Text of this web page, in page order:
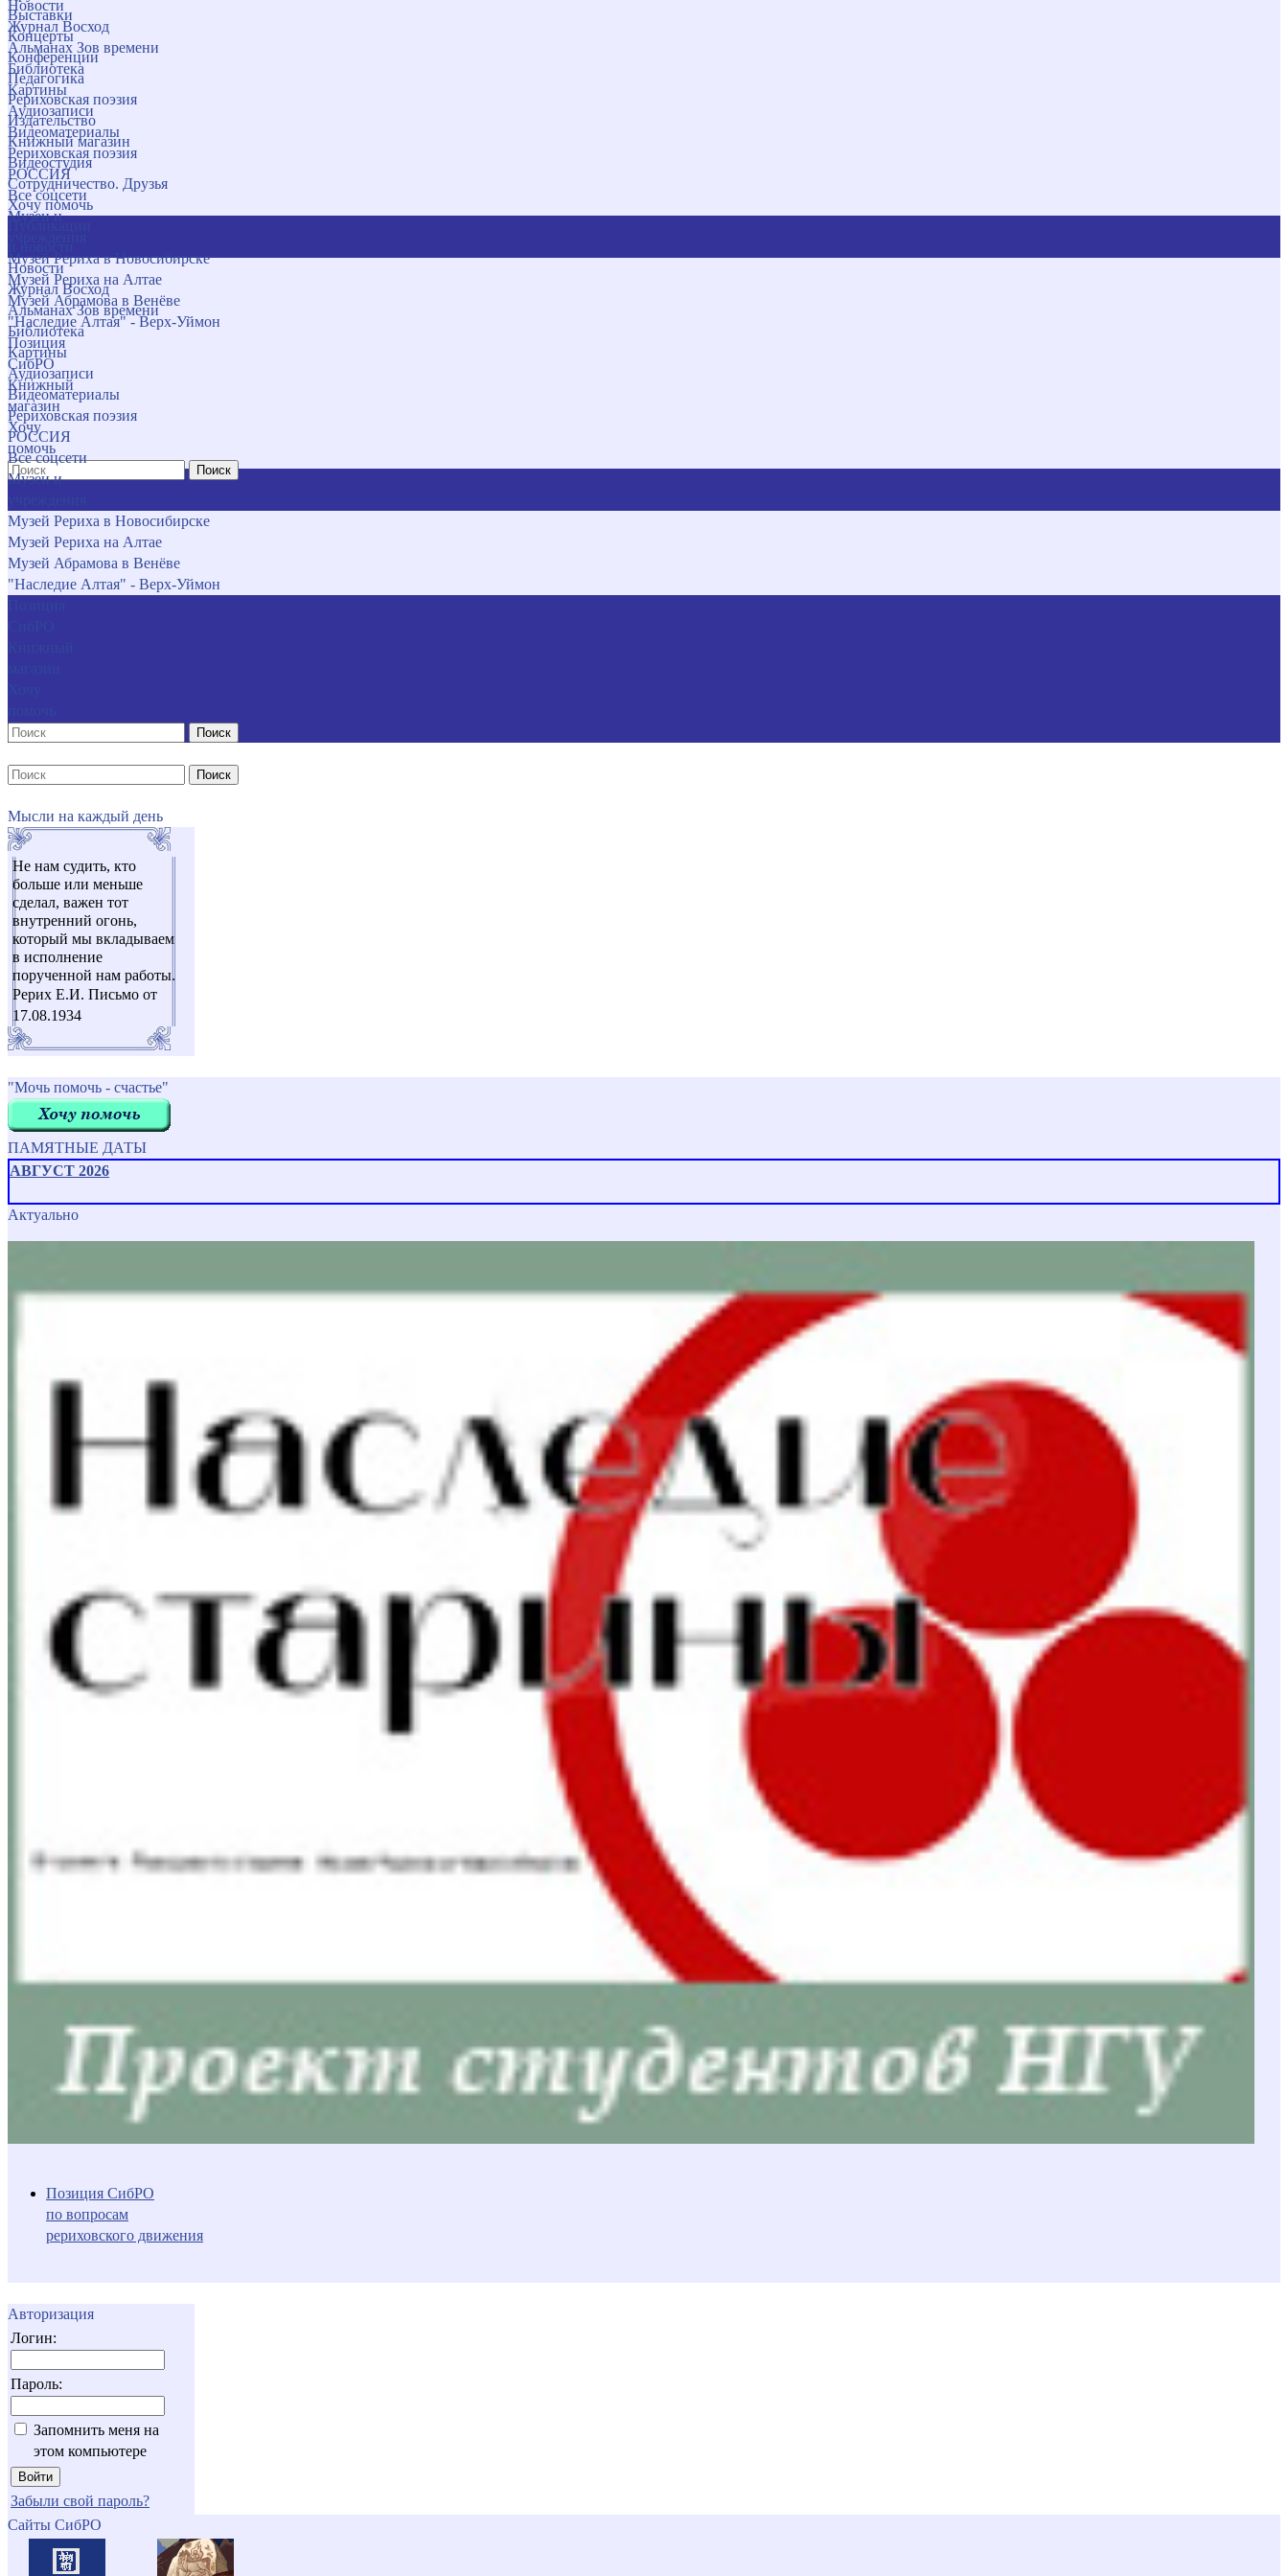
Новости
Журнал Восход
Альманах Зов времени
Библиотека
Картины
Аудиозаписи
Видеоматериалы
Рериховская поэзия
РОССИЯ
Все соцсети
Музеи и
Музей Рериха в Новосибирске
Музей Рериха на Алтае
Музей Абрамова в Венёве
"Наследие Алтая" - Верх-Уймон
Позиция
СибРО
Книжный
магазин
Хочу
помочь
Поиск
Выставки
Концерты
Конференции
Педагогика
Рериховская поэзия
Издательство
Книжный магазин
Видеостудия
Сотрудничество. Друзья
Хочу помочь
Новости
Журнал Восход
Альманах Зов времени
Библиотека
Картины
Аудиозаписи
Видеоматериалы
Рериховская поэзия
РОССИЯ
Все соцсети
Музеи и
Музей Рериха в Новосибирске
Музей Рериха на Алтае
Музей Абрамова в Венёве
"Наследие Алтая" - Верх-Уймон
Поиск
Поиск
Мысли на каждый день
Не нам судить, кто
больше или меньше
сделал, важен тот
внутренний огонь,
который мы вкладываем
в исполнение
порученной нам работы.
Рерих Е.И. Письмо от
17.08.1934
"Мочь помочь - счастье"
ПАМЯТНЫЕ ДАТЫ
АВГУСТ 2026
Актуально
Позиция СибРО
по вопросам
рериховского движения
Авторизация
Логин:
Пароль:
Запомнить меня на
этом компьютере
Забыли свой пароль?
Сайты СибРО